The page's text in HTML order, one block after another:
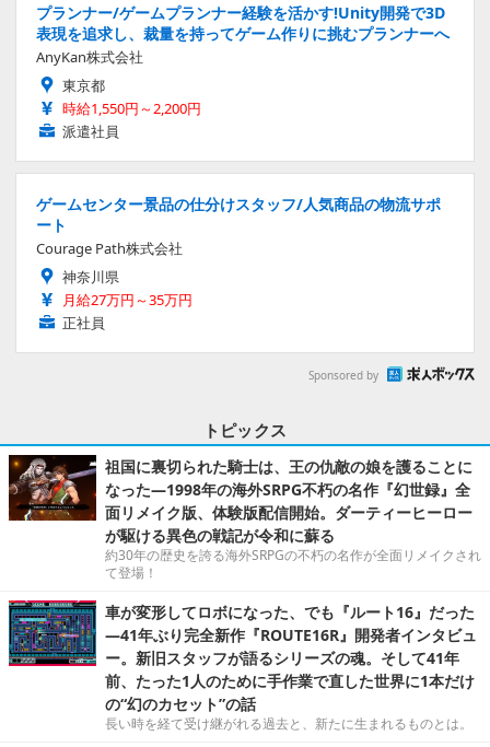
プランナー/ゲームプランナー経験を活かす!Unity開発で3D
表現を追求し、裁量を持ってゲーム作りに挑むプランナーへ
AnyKan株式会社
東京都
時給1,550円～2,200円
派遣社員
ゲームセンター景品の仕分けスタッフ/人気商品の物流サポ
ート
Courage Path株式会社
神奈川県
月給27万円～35万円
正社員
Sponsored by
トピックス
祖国に裏切られた騎士は、王の仇敵の娘を護ることに
なった―1998年の海外SRPG不朽の名作『幻世録』全
面リメイク版、体験版配信開始。ダーティーヒーロー
が駆ける異色の戦記が令和に蘇る
約30年の歴史を誇る海外SRPGの不朽の名作が全面リメイクされ
て登場！
車が変形してロボになった、でも『ルート16』だった
―41年ぶり完全新作『ROUTE16R』開発者インタビュ
ー。新旧スタッフが語るシリーズの魂。そして41年
前、たった1人のために手作業で直した世界に1本だけ
の“幻のカセット”の話
長い時を経て受け継がれる過去と、新たに生まれるものとは。